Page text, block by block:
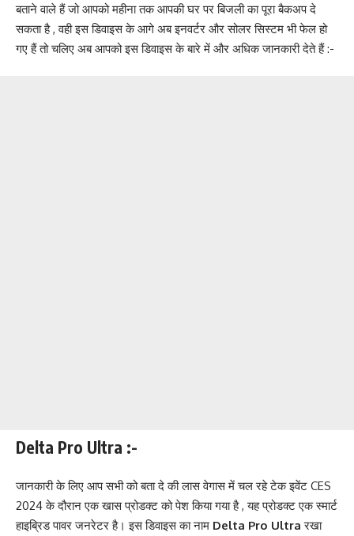
बताने वाले हैं जो आपको महीना तक आपकी घर पर बिजली का पूरा बैकअप दे
सकता है , वही इस डिवाइस के आगे अब इनवर्टर और सोलर सिस्टम भी फेल हो
गए हैं तो चलिए अब आपको इस डिवाइस के बारे में और अधिक जानकारी देते हैं ‌:-
Delta Pro Ultra :-
जानकारी के लिए आप सभी को बता दे की लास वेगास में चल रहे टेक इवेंट CES
2024 के दौरान एक खास प्रोडक्ट को पेश किया गया है , यह प्रोडक्ट एक स्मार्ट
हाइब्रिड पावर जनरेटर है। इस डिवाइस का नाम Delta Pro Ultra रखा